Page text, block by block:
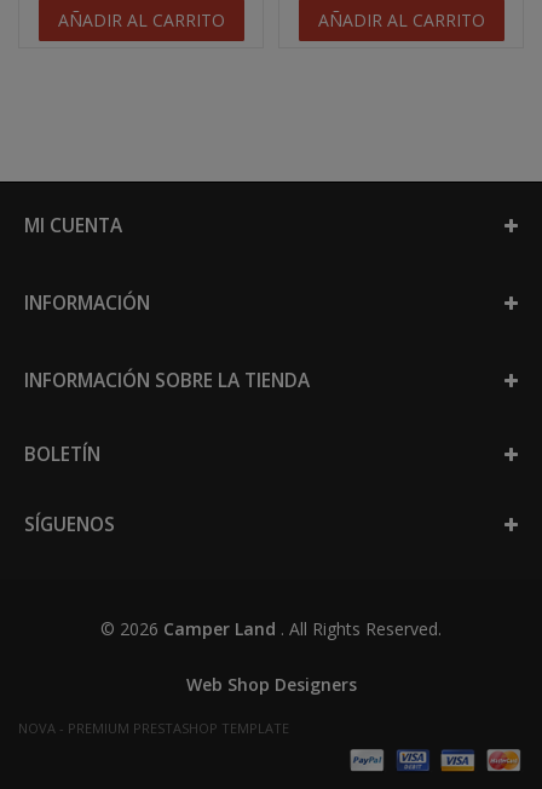
AÑADIR AL CARRITO AÑADIR AL CARRITO
MI CUENTA
INFORMACIÓN
INFORMACIÓN SOBRE LA TIENDA
BOLETÍN
SÍGUENOS
© 2026 Camper Land . All Rights Reserved.
Web Shop Designers
NOVA - PREMIUM PRESTASHOP TEMPLATE